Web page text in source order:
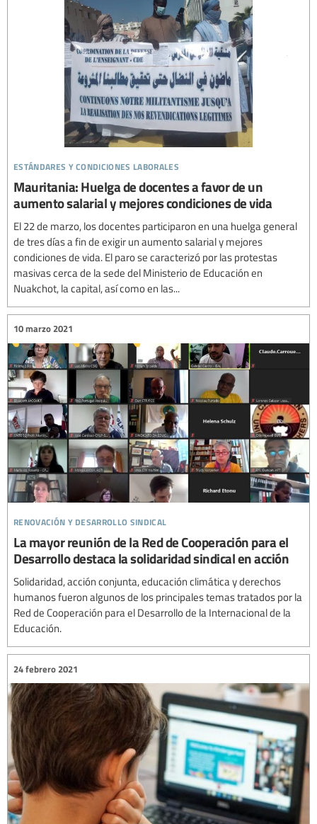
estándares y condiciones laborales
Mauritania: Huelga de docentes a favor de un
aumento salarial y mejores condiciones de vida
El 22 de marzo, los docentes participaron en una huelga general
de tres días a fin de exigir un aumento salarial y mejores
condiciones de vida. El paro se caracterizó por las protestas
masivas cerca de la sede del Ministerio de Educación en
Nuakchot, la capital, así como en las...
renovación y desarrollo sindical
10 marzo 2021
La mayor reunión de la Red de Cooperación para el
Desarrollo destaca la solidaridad sindical en acción
Solidaridad, acción conjunta, educación climática y derechos
humanos fueron algunos de los principales temas tratados por la
Red de Cooperación para el Desarrollo de la Internacional de la
Educación.
24 febrero 2021